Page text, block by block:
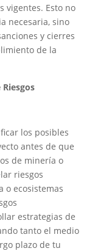
vigentes. Esto no
necesaria, sino
y cierres
de la
los posibles
antes de que
de minería o
riesgos
o ecosistemas
estrategias de
tanto el medio
plazo de tu